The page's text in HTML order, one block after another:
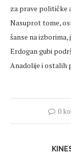
za prave političke
Nasuprot tome,
šanse na
Erdogan gubi
Anadolije i ostalih
0